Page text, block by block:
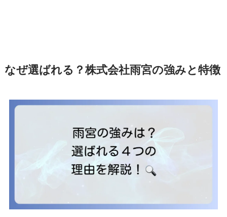
なぜ選ばれる？株式会社雨宮の強みと特徴